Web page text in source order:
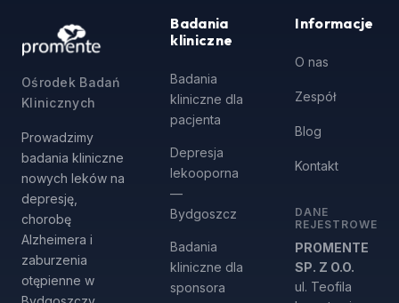
Ośrodek Badań
Klinicznych
Prowadzimy
badania kliniczne
nowych leków na
depresję,
chorobę
Alzheimera i
zaburzenia
otępienne w
Badania
kliniczne
Badania
kliniczne dla
pacjenta
Depresja
lekooporna
—
Bydgoszcz
Badania
kliniczne dla
sponsora
Informacje
O nas
Zespół
Blog
Kontakt
DANE
REJESTROWE
PROMENTE
SP. Z O.O.
ul. Teofila